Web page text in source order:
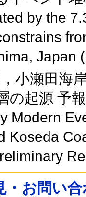
by the
Japan
小瀬田海
の起源 予
Modern
Koseda
・お問い